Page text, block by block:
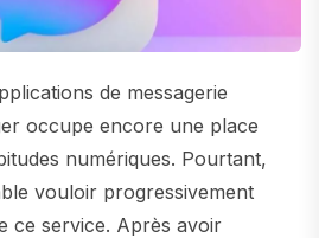
de messagerie
occupe encore une place
numériques. Pourtant,
vouloir progressivement
ce service. Après avoir